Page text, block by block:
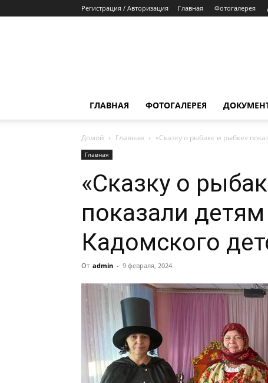
Регистрация / Авторизация Главная Фотогалерея
ГЛАВНАЯ ФОТОГАЛЕРЕЯ
Домой Главная «Сказку о рыбаке и рыбке»
Главная
«Сказку о
показали
Кадомского
От admin - 9 февраля, 2024